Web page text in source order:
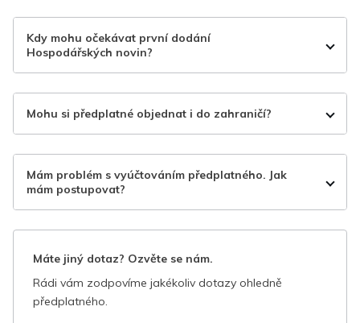
Kdy mohu očekávat první dodání
Hospodářských novin?
Mohu si předplatné objednat i do zahraničí?
Mám problém s vyúčtováním předplatného. Jak
mám postupovat?
Máte jiný dotaz? Ozvěte se nám.
Rádi vám zodpovíme jakékoliv dotazy ohledně
předplatného.